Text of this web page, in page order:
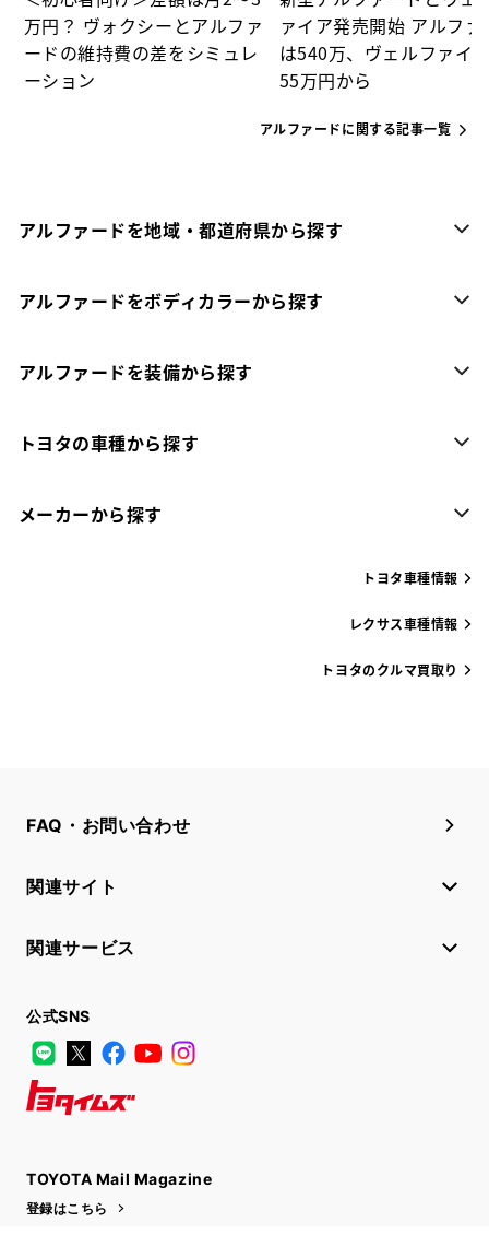
万円？ ヴォクシーとアルファ
ードの維持費の差をシミュレ
ーション
ァイア発売開始 アルファ
は540万、ヴェルファイ
55万円から
アルファードに関する記事一覧
アルファードを地域・都道府県から探す
アルファードをボディカラーから探す
アルファードを装備から探す
トヨタの車種から探す
メーカーから探す
トヨタ車種情報
レクサス車種情報
トヨタのクルマ買取り
FAQ・お問い合わせ
関連サイト
関連サービス
公式SNS
LINE
X FacebookYouTube
TOYOTA Mail Magazine
登録はこちら